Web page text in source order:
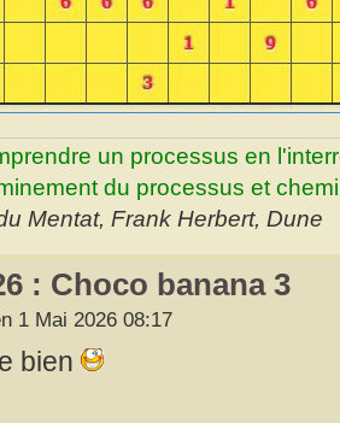
un processus en
du processus et
Mentat, Frank Herbert, Dune
: Choco banana 3
1 Mai 2026 08:17
bien